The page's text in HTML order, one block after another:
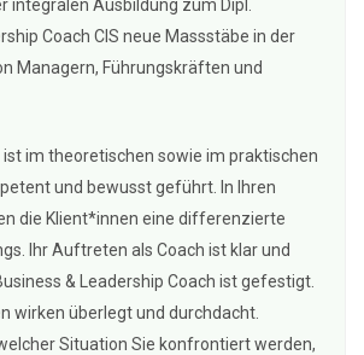
integralen Ausbildung zum Dipl.
Coach CIS neue Massstäbe in der
Managern, Führungskräften und
ist im theoretischen sowie im praktischen
und bewusst geführt. In Ihren
die Klient*innen eine differenzierte
Ihr Auftreten als Coach ist klar und
& Leadership Coach ist gefestigt.
wirken überlegt und durchdacht.
Situation Sie konfrontiert werden,